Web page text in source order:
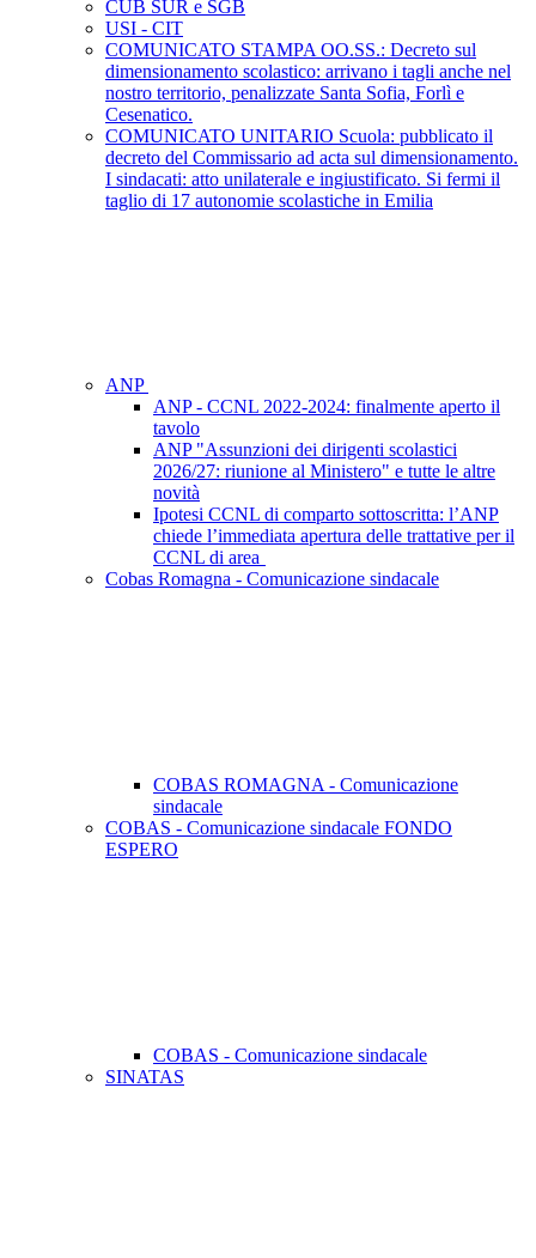
CUB SUR e SGB
USI - CIT
COMUNICATO STAMPA OO.SS.: Decreto sul
dimensionamento scolastico: arrivano i tagli anche nel
nostro territorio, penalizzate Santa Sofia, Forlì e
Cesenatico.
COMUNICATO UNITARIO Scuola: pubblicato il
decreto del Commissario ad acta sul dimensionamento.
I sindacati: atto unilaterale e ingiustificato. Si fermi il
taglio di 17 autonomie scolastiche in Emilia
ANP
ANP - CCNL 2022-2024: finalmente aperto il
tavolo
ANP "Assunzioni dei dirigenti scolastici
2026/27: riunione al Ministero" e tutte le altre
novità
Ipotesi CCNL di comparto sottoscritta: l’ANP
chiede l’immediata apertura delle trattative per il
CCNL di area
Cobas Romagna - Comunicazione sindacale
COBAS ROMAGNA - Comunicazione
sindacale
COBAS - Comunicazione sindacale FONDO
ESPERO
COBAS - Comunicazione sindacale
SINATAS